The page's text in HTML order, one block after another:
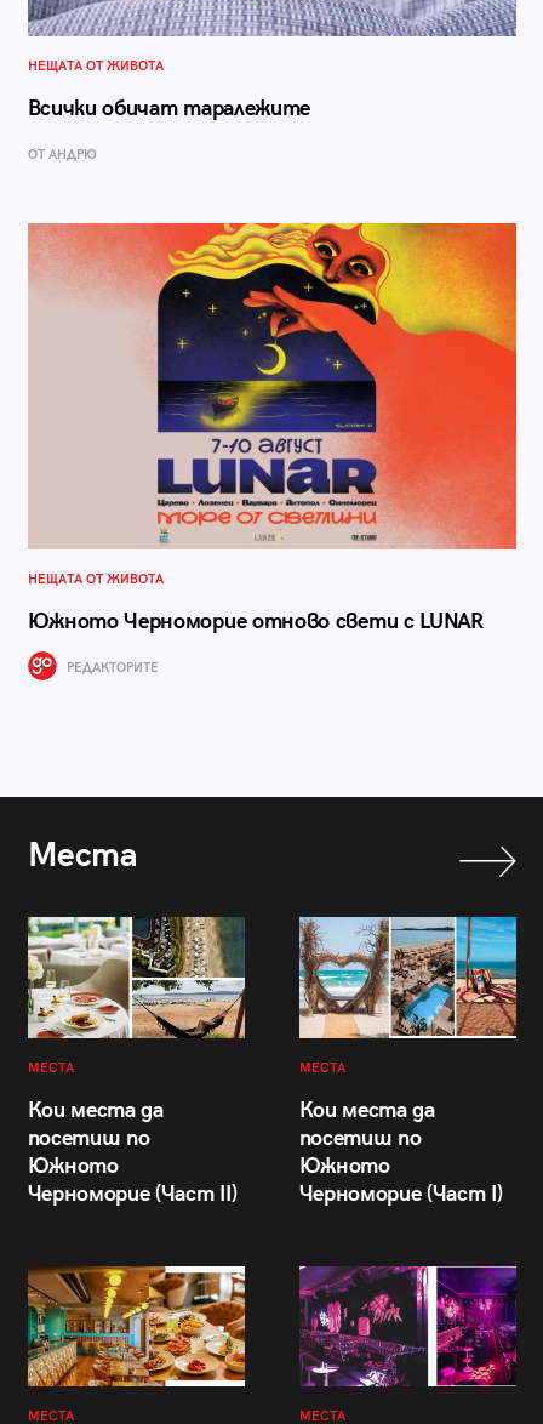
НЕЩАТА ОТ ЖИВОТА
Всички обичат таралежите
ОТ АНДРЮ
НЕЩАТА ОТ ЖИВОТА
Южното Черноморие отново свети с LUNAR
РЕДАКТОРИТЕ
Места
МЕСТА
Кои места да
посетиш по
Южното
Черноморие (Част II)
МЕСТА
Кои места да
посетиш по
Южното
Черноморие (Част I)
МЕСТА МЕСТА